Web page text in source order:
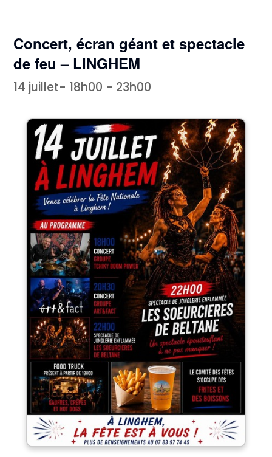
Concert, écran géant et spectacle
de feu – LINGHEM
14 juillet- 18h00 - 23h00